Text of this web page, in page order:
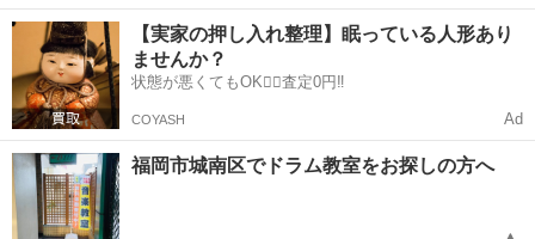
【実家の押し入れ整理】眠っている人形あり
ませんか？
状態が悪くてもOK🙆‍♀️査定0円‼️
COYASH Ad
福岡市城南区でドラム教室をお探しの方へ